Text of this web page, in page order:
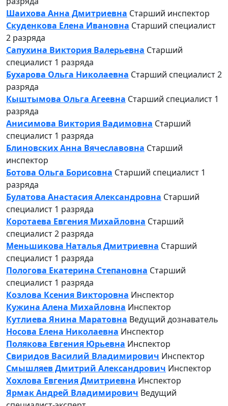
Шаихова Анна Дмитриевна Старший инспектор
Скуденкова Елена Ивановна Старший специалист
2 разряда
Сапухина Виктория Валерьевна Старший
специалист 1 разряда
Бухарова Ольга Николаевна Старший специалист 2
разряда
Кыштымова Ольга Агеевна Старший специалист 1
разряда
Анисимова Виктория Вадимовна Старший
специалист 1 разряда
Блиновских Анна Вячеславовна Старший
инспектор
Ботова Ольга Борисовна Старший специалист 1
разряда
Булатова Анастасия Александровна Старший
специалист 1 разряда
Коротаева Евгения Михайловна Старший
специалист 2 разряда
Меньшикова Наталья Дмитриевна Старший
специалист 1 разряда
Пологова Екатерина Степановна Старший
специалист 1 разряда
Козлова Ксения Викторовна Инспектор
Кужина Алена Михайловна Инспектор
Кутлиева Янина Маратовна Ведущий дознаватель
Носова Елена Николаевна Инспектор
Полякова Евгения Юрьевна Инспектор
Свиридов Василий Владимирович Инспектор
Смышляев Дмитрий Александрович Инспектор
Хохлова Евгения Дмитриевна Инспектор
Ярмак Андрей Владимирович Ведущий